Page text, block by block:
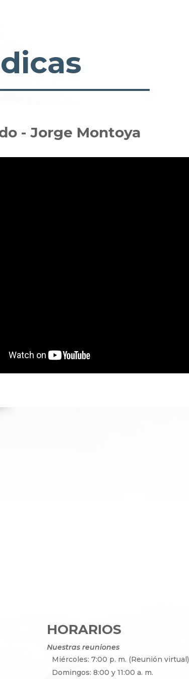
- Jorge Montoya
HORARIOS
Nuestras reuniones
Miércoles: 7:00 p. m. (Reunión virtual)
Domingos: 8:00 y 11:00 a. m.